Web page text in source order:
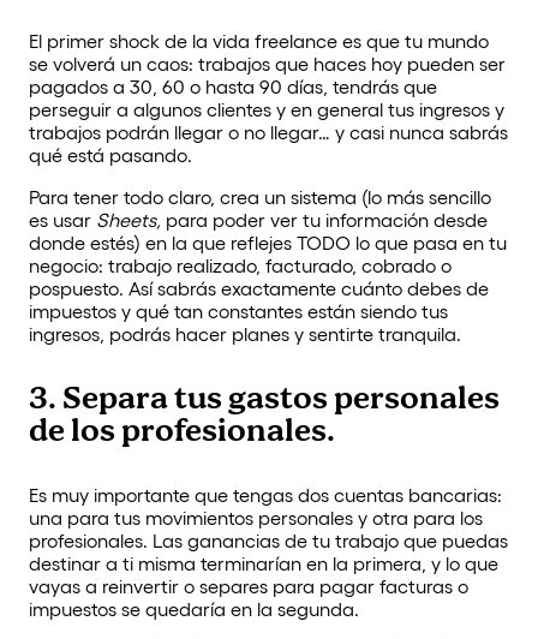
El primer shock de la vida freelance es que tu mundo
se volverá un caos: trabajos que haces hoy pueden ser
pagados a 30, 60 o hasta 90 días, tendrás que
perseguir a algunos clientes y en general tus ingresos y
trabajos podrán llegar o no llegar… y casi nunca sabrás
qué está pasando.
Para tener todo claro, crea un sistema (lo más sencillo
es usar Sheets, para poder ver tu información desde
donde estés) en la que reflejes TODO lo que pasa en tu
negocio: trabajo realizado, facturado, cobrado o
pospuesto. Así sabrás exactamente cuánto debes de
impuestos y qué tan constantes están siendo tus
ingresos, podrás hacer planes y sentirte tranquila.
3. Separa tus gastos personales
de los profesionales.
Es muy importante que tengas dos cuentas bancarias:
una para tus movimientos personales y otra para los
profesionales. Las ganancias de tu trabajo que puedas
destinar a ti misma terminarían en la primera, y lo que
vayas a reinvertir o separes para pagar facturas o
impuestos se quedaría en la segunda.